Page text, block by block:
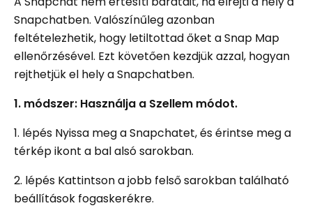
Snapchatben. Valószínűleg azonban
feltételezhetik, hogy letiltottad őket a Snap Map
ellenőrzésével. Ezt követően kezdjük azzal, hogyan
rejthetjük el hely a Snapchatben.
1. módszer: Használja a Szellem módot.
1. lépés Nyissa meg a Snapchatet, és érintse meg a
térkép ikont a bal alsó sarokban.
2. lépés Kattintson a jobb felső sarokban található
beállítások fogaskerékre.